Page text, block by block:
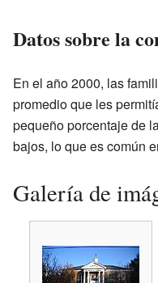
Datos sobre la
En el año 2000, las
promedio que les
pequeño porcentaje de
bajos, lo que es común
Galería de